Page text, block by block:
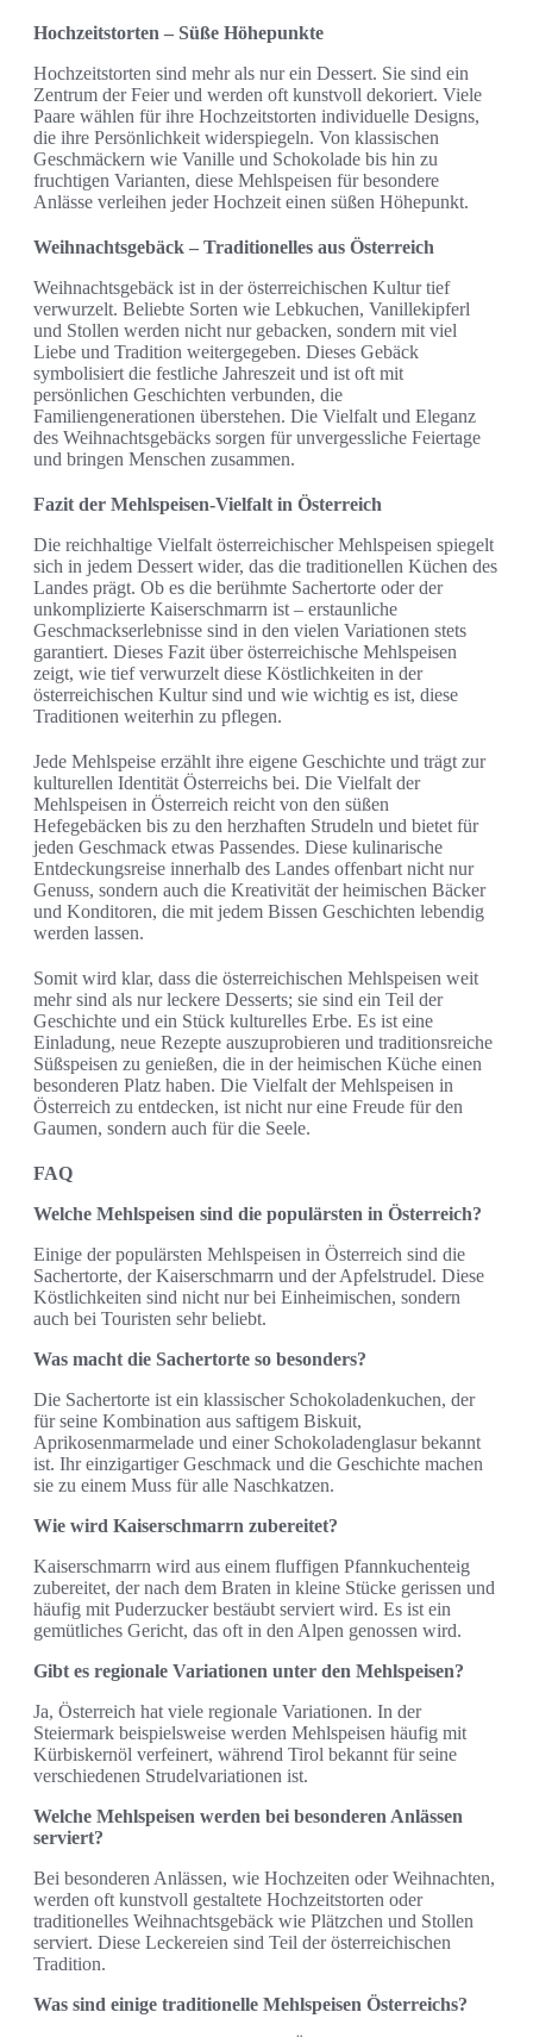
Hochzeitstorten – Süße Höhepunkte
Hochzeitstorten sind mehr als nur ein Dessert. Sie sind ein
Zentrum der Feier und werden oft kunstvoll dekoriert. Viele
Paare wählen für ihre Hochzeitstorten individuelle Designs,
die ihre Persönlichkeit widerspiegeln. Von klassischen
Geschmäckern wie Vanille und Schokolade bis hin zu
fruchtigen Varianten, diese Mehlspeisen für besondere
Anlässe verleihen jeder Hochzeit einen süßen Höhepunkt.
Weihnachtsgebäck – Traditionelles aus Österreich
Weihnachtsgebäck ist in der österreichischen Kultur tief
verwurzelt. Beliebte Sorten wie Lebkuchen, Vanillekipferl
und Stollen werden nicht nur gebacken, sondern mit viel
Liebe und Tradition weitergegeben. Dieses Gebäck
symbolisiert die festliche Jahreszeit und ist oft mit
persönlichen Geschichten verbunden, die
Familiengenerationen überstehen. Die Vielfalt und Eleganz
des Weihnachtsgebäcks sorgen für unvergessliche Feiertage
und bringen Menschen zusammen.
Fazit der Mehlspeisen-Vielfalt in Österreich
Die reichhaltige Vielfalt österreichischer Mehlspeisen spiegelt
sich in jedem Dessert wider, das die traditionellen Küchen des
Landes prägt. Ob es die berühmte Sachertorte oder der
unkomplizierte Kaiserschmarrn ist – erstaunliche
Geschmackserlebnisse sind in den vielen Variationen stets
garantiert. Dieses Fazit über österreichische Mehlspeisen
zeigt, wie tief verwurzelt diese Köstlichkeiten in der
österreichischen Kultur sind und wie wichtig es ist, diese
Traditionen weiterhin zu pflegen.
Jede Mehlspeise erzählt ihre eigene Geschichte und trägt zur
kulturellen Identität Österreichs bei. Die Vielfalt der
Mehlspeisen in Österreich reicht von den süßen
Hefegebäcken bis zu den herzhaften Strudeln und bietet für
jeden Geschmack etwas Passendes. Diese kulinarische
Entdeckungsreise innerhalb des Landes offenbart nicht nur
Genuss, sondern auch die Kreativität der heimischen Bäcker
und Konditoren, die mit jedem Bissen Geschichten lebendig
werden lassen.
Somit wird klar, dass die österreichischen Mehlspeisen weit
mehr sind als nur leckere Desserts; sie sind ein Teil der
Geschichte und ein Stück kulturelles Erbe. Es ist eine
Einladung, neue Rezepte auszuprobieren und traditionsreiche
Süßspeisen zu genießen, die in der heimischen Küche einen
besonderen Platz haben. Die Vielfalt der Mehlspeisen in
Österreich zu entdecken, ist nicht nur eine Freude für den
Gaumen, sondern auch für die Seele.
FAQ
Welche Mehlspeisen sind die populärsten in Österreich?
Einige der populärsten Mehlspeisen in Österreich sind die
Sachertorte, der Kaiserschmarrn und der Apfelstrudel. Diese
Köstlichkeiten sind nicht nur bei Einheimischen, sondern
auch bei Touristen sehr beliebt.
Was macht die Sachertorte so besonders?
Die Sachertorte ist ein klassischer Schokoladenkuchen, der
für seine Kombination aus saftigem Biskuit,
Aprikosenmarmelade und einer Schokoladenglasur bekannt
ist. Ihr einzigartiger Geschmack und die Geschichte machen
sie zu einem Muss für alle Naschkatzen.
Wie wird Kaiserschmarrn zubereitet?
Kaiserschmarrn wird aus einem fluffigen Pfannkuchenteig
zubereitet, der nach dem Braten in kleine Stücke gerissen und
häufig mit Puderzucker bestäubt serviert wird. Es ist ein
gemütliches Gericht, das oft in den Alpen genossen wird.
Gibt es regionale Variationen unter den Mehlspeisen?
Ja, Österreich hat viele regionale Variationen. In der
Steiermark beispielsweise werden Mehlspeisen häufig mit
Kürbiskernöl verfeinert, während Tirol bekannt für seine
verschiedenen Strudelvariationen ist.
Welche Mehlspeisen werden bei besonderen Anlässen
serviert?
Bei besonderen Anlässen, wie Hochzeiten oder Weihnachten,
werden oft kunstvoll gestaltete Hochzeitstorten oder
traditionelles Weihnachtsgebäck wie Plätzchen und Stollen
serviert. Diese Leckereien sind Teil der österreichischen
Tradition.
Was sind einige traditionelle Mehlspeisen Österreichs?